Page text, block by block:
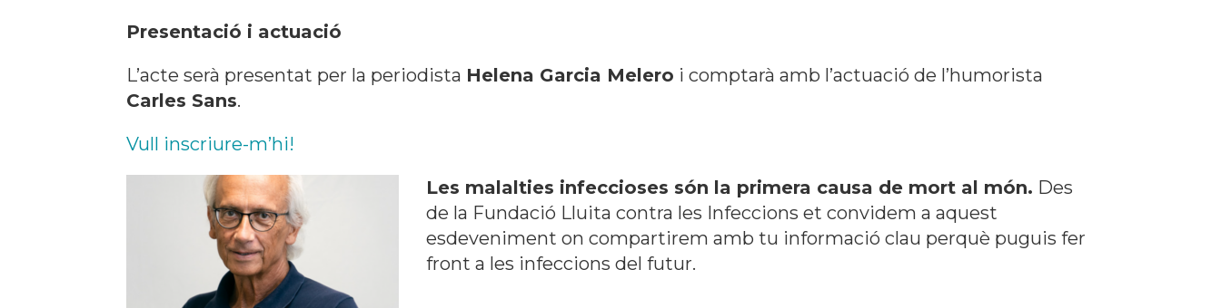
Presentació i actuació
L’acte serà presentat per la periodista Helena Garcia Melero i comptarà amb l’actuació de l’humorista
Carles Sans.
Vull inscriure-m’hi!
Les malalties infeccioses són la primera causa de mort al món. Des
de la Fundació Lluita contra les Infeccions et convidem a aquest
esdeveniment on compartirem amb tu informació clau perquè puguis fer
front a les infeccions del futur.